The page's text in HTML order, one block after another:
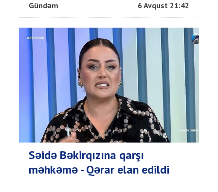
Gündəm 6 Avqust 21:42
Səidə Bəkirqızına qarşı
məhkəmə - Qərar elan edildi